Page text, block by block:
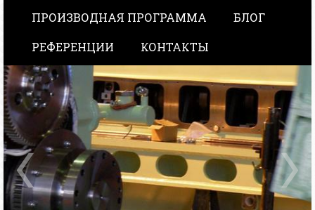
ПРОИЗВОДНАЯ ПРОГРАММА
БЛОГ
РЕФЕРЕНЦИИ
КОНТАКТЫ